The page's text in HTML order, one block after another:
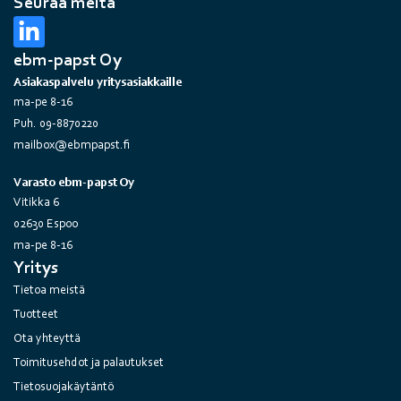
ebm-papst Oy
Asiakaspalvelu yritysasiakkaille
ma-pe 8-16
Puh. 09-8870220
mailbox@ebmpapst.fi
Varasto ebm-papst Oy
Vitikka 6
02630 Espoo
ma-pe 8-16
Yritys
Tietoa meistä
Tuotteet
Ota yhteyttä
Toimitusehdot ja palautukset
Tietosuojakäytäntö